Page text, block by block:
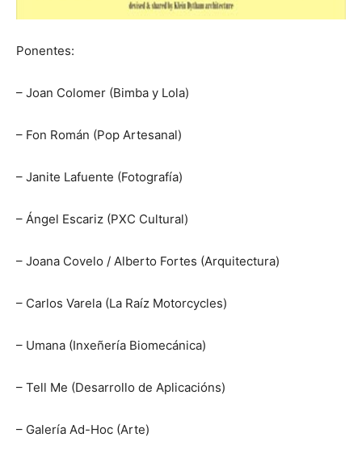
Ponentes:
– Joan Colomer (Bimba y Lola)
– Fon Román (Pop Artesanal)
– Janite Lafuente (Fotografía)
– Ángel Escariz (PXC Cultural)
– Joana Covelo / Alberto Fortes (Arquitectura)
– Carlos Varela (La Raíz Motorcycles)
– Umana (Inxeñería Biomecánica)
– Tell Me (Desarrollo de Aplicacións)
– Galería Ad-Hoc (Arte)